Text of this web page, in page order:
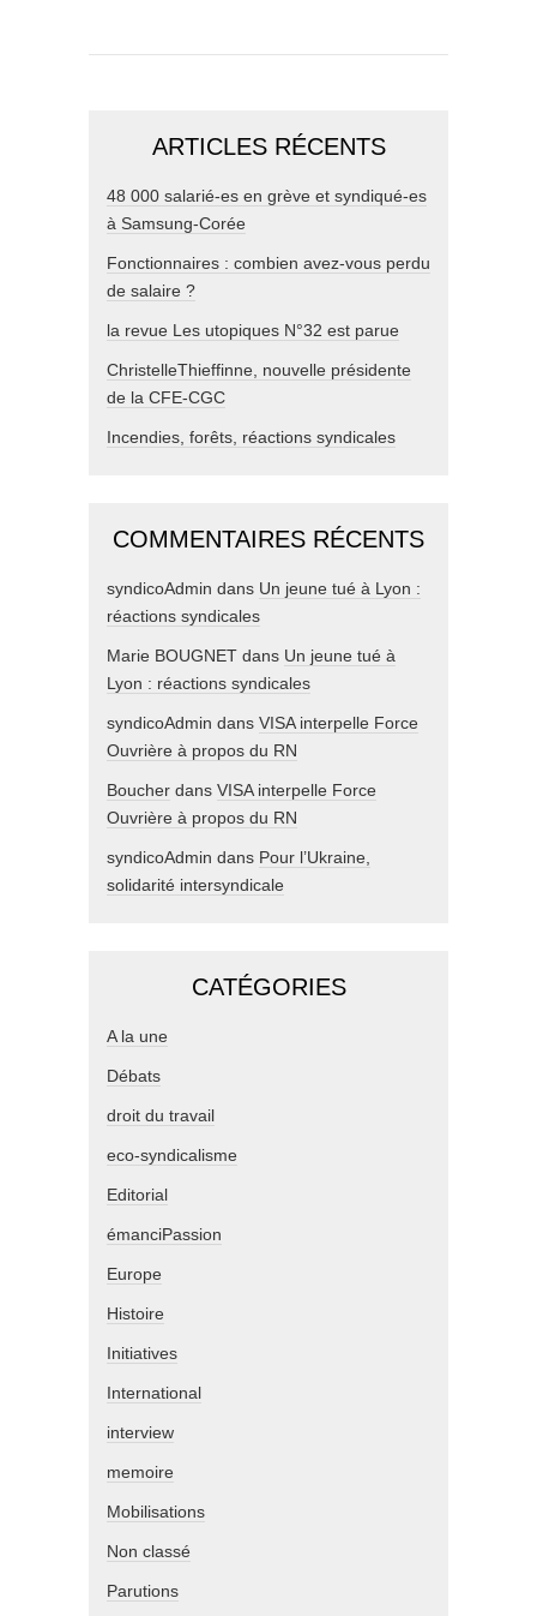
ARTICLES RÉCENTS
48 000 salarié-es en grève et syndiqué-es
à Samsung-Corée
Fonctionnaires : combien avez-vous perdu
de salaire ?
la revue Les utopiques N°32 est parue
ChristelleThieffinne, nouvelle présidente
de la CFE-CGC
Incendies, forêts, réactions syndicales
COMMENTAIRES RÉCENTS
syndicoAdmin dans Un jeune tué à Lyon :
réactions syndicales
Marie BOUGNET dans Un jeune tué à
Lyon : réactions syndicales
syndicoAdmin dans VISA interpelle Force
Ouvrière à propos du RN
Boucher dans VISA interpelle Force
Ouvrière à propos du RN
syndicoAdmin dans Pour l’Ukraine,
solidarité intersyndicale
CATÉGORIES
A la une
Débats
droit du travail
eco-syndicalisme
Editorial
émanciPassion
Europe
Histoire
Initiatives
International
interview
memoire
Mobilisations
Non classé
Parutions